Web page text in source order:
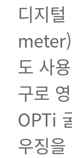
디지
도 사
구로
OPTi
우징